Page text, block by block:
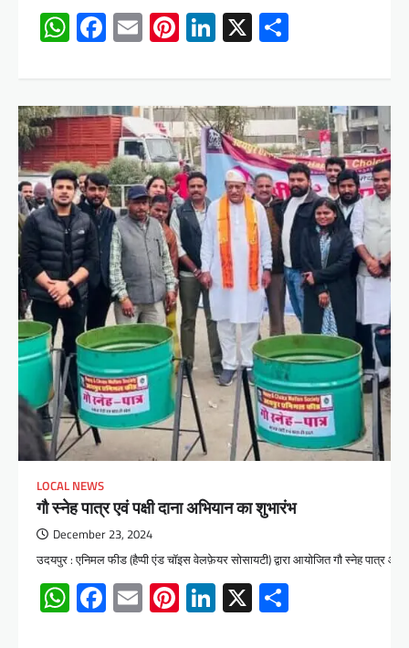
WhatsApp
Facebook
EmailPinterest
LinkedIn
X
LOCAL NEWS
गौ स्नेह पात्र एवं पक्षी दाना अभियान का शुभारंभ
December 23, 2024
उदयपुर : एनिमल फीड (हैप्पी एंड चॉइस वेलफ़ेयर सोसायटी) द्वारा आयोजित गौ स्नेह पात्र और
WhatsApp
Facebook
EmailPinterest
LinkedIn
X